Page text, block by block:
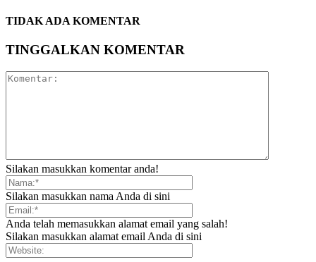
TIDAK ADA KOMENTAR
TINGGALKAN KOMENTAR
Silakan masukkan komentar anda!
Silakan masukkan nama Anda di sini
Anda telah memasukkan alamat email yang salah!
Silakan masukkan alamat email Anda di sini